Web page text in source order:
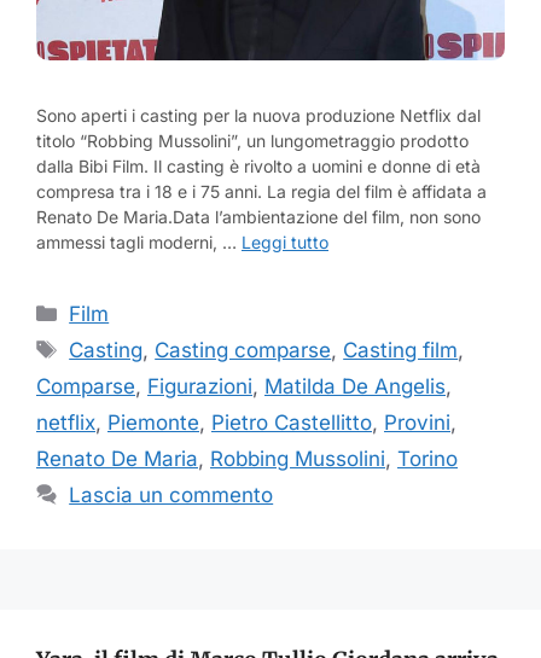
Sono aperti i casting per la nuova produzione Netflix dal
titolo “Robbing Mussolini”, un lungometraggio prodotto
dalla Bibi Film. Il casting è rivolto a uomini e donne di età
compresa tra i 18 e i 75 anni. La regia del film è affidata a
Renato De Maria.Data l’ambientazione del film, non sono
ammessi tagli moderni, … Leggi tutto
Categorie
Film
Tag
Casting, Casting comparse, Casting film,
Comparse, Figurazioni, Matilda De Angelis,
netflix, Piemonte, Pietro Castellitto, Provini,
Renato De Maria, Robbing Mussolini, Torino
Lascia un commento